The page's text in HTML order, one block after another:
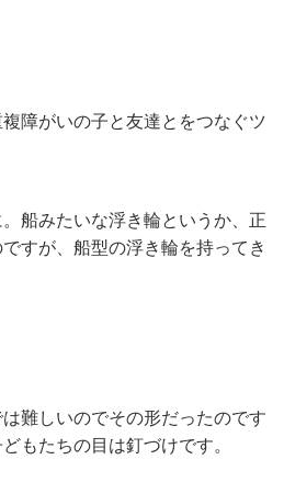
障がいの子と友達とをつなぐツ
船みたいな浮き輪というか、正
すが、船型の浮き輪を持ってき
難しいのでその形だったのです
もたちの目は釘づけです。